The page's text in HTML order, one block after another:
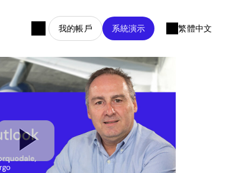
我的帳戶 系統演示 繁體中文